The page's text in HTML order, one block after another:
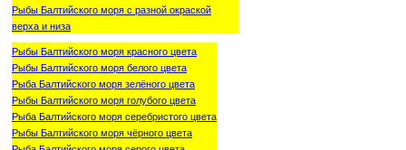
Рыбы Балтийского моря с разной окраской
верха и низа
Рыбы Балтийского моря красного цвета
Рыбы Балтийского моря белого цвета
Рыба Балтийского моря зелёного цвета
Рыбы Балтийского моря голубого цвета
Рыба Балтийского моря серебристого цвета
Рыбы Балтийского моря чёрного цвета